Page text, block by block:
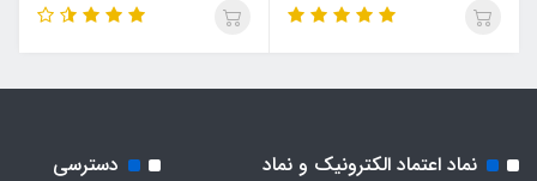
نماد اعتماد الکترونیک و نماد
دسترسی